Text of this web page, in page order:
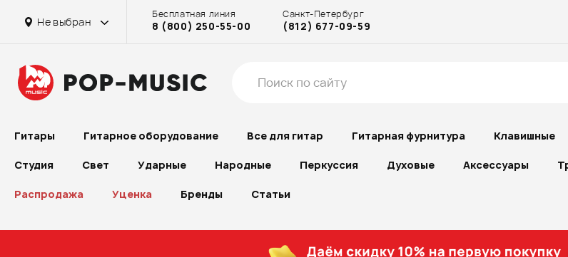
Не выбран
Бесплатная линия
8 (800) 250-55-00
Санкт-Петербург
(812) 677-09-59
Гитары Гитарное оборудование Все для гитар Гитарная фурнитура Клавишные
Студия Свет Ударные Народные Перкуссия Духовые Аксессуары
Распродажа Уценка Бренды Статьи